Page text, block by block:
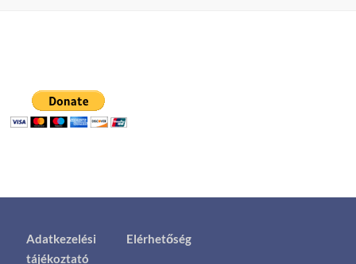
Adatkezelési
tájékoztató
Elérhetőség